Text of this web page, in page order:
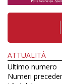
ATTUALITÀ
Ultimo numero
Numeri